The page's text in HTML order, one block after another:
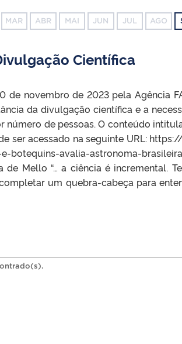
MAR ABR MAI JUN JUL AGO
Científica
de novembro de 2023 pela Agência
da divulgação científica e a
de pessoas. O conteúdo
ser acessado na seguinte URL:
botequins-avalia-astronoma-
de Mello “… a ciência é incremental.
um quebra-cabeça para